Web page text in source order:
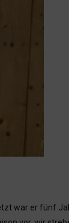
war er fünf